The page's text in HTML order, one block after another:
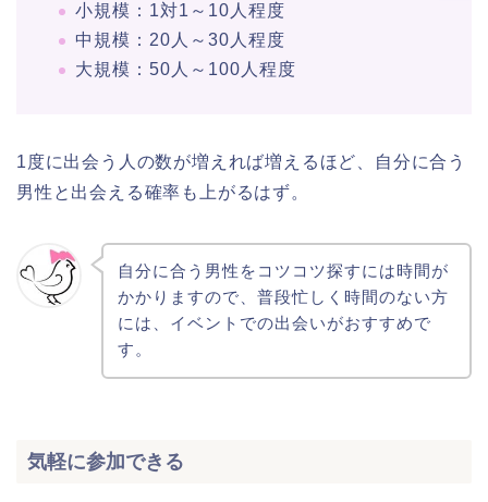
小規模：1対1～10人程度
中規模：20人～30人程度
大規模：50人～100人程度
1度に出会う人の数が増えれば増えるほど、自分に合う
男性と出会える確率も上がるはず。
自分に合う男性をコツコツ探すには時間が
かかりますので、普段忙しく時間のない方
には、イベントでの出会いがおすすめで
す。
気軽に参加できる